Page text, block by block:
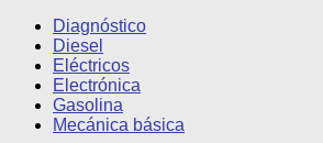
Diagnóstico
Diesel
Eléctricos
Electrónica
Gasolina
Mecánica básica